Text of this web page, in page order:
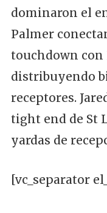
dominaron el
Palmer
touchdown
distribuyendo
receptores.
tight end de St
yardas de
[vc_separator